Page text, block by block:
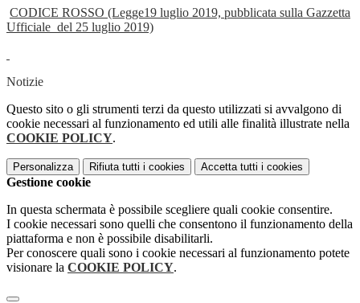
CODICE ROSSO (Legge19 luglio 2019, pubblicata sulla Gazzetta
Ufficiale del 25 luglio 2019)
Notizie
Questo sito o gli strumenti terzi da questo utilizzati si avvalgono di
cookie necessari al funzionamento ed utili alle finalità illustrate nella
COOKIE POLICY.
Personalizza Rifiuta tutti i cookies Accetta tutti i cookies
Gestione cookie
In questa schermata è possibile scegliere quali cookie consentire.
I cookie necessari sono quelli che consentono il funzionamento della
piattaforma e non è possibile disabilitarli.
Per conoscere quali sono i cookie necessari al funzionamento potete
visionare la COOKIE POLICY.